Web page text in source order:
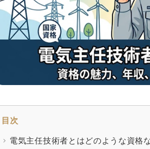
目次
電気主任技術者とはどのような資格